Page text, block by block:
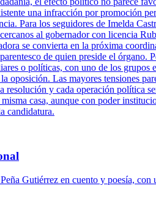
una infracción por promoción
Para los seguidores de Imelda
al gobernador con licencia
se convierta en la próxima
de quien preside el órgano.
o políticas, con uno de los grupos
oposición. Las mayores tensiones
y cada operación política
casa, aunque con poder
candidatura.
Gutiérrez en cuento y poesía, con